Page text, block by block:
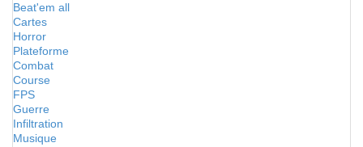
Beat'em all
Cartes
Horror
Plateforme
Combat
Course
FPS
Guerre
Infiltration
Musique